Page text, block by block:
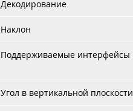
Декодирование
Наклон
Поддерживаемые интерфейсы
Угол в вертикальной плоскости